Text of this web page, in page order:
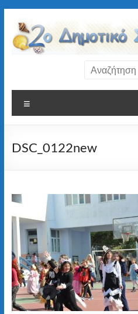
περιεχόμενο
Δημοτικό
Σχολείο
Τήνου
DSC_0122new